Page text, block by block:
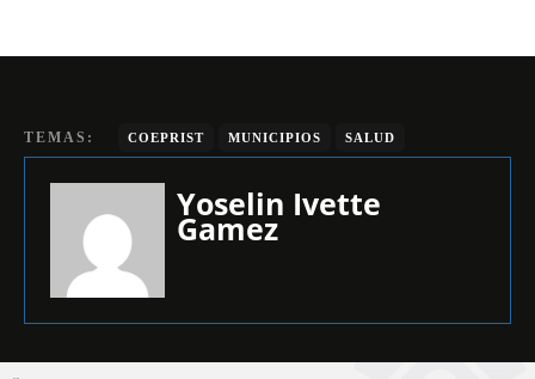
TEMAS: COEPRIST MUNICIPIOS SALUD
Yoselin Ivette
Gamez